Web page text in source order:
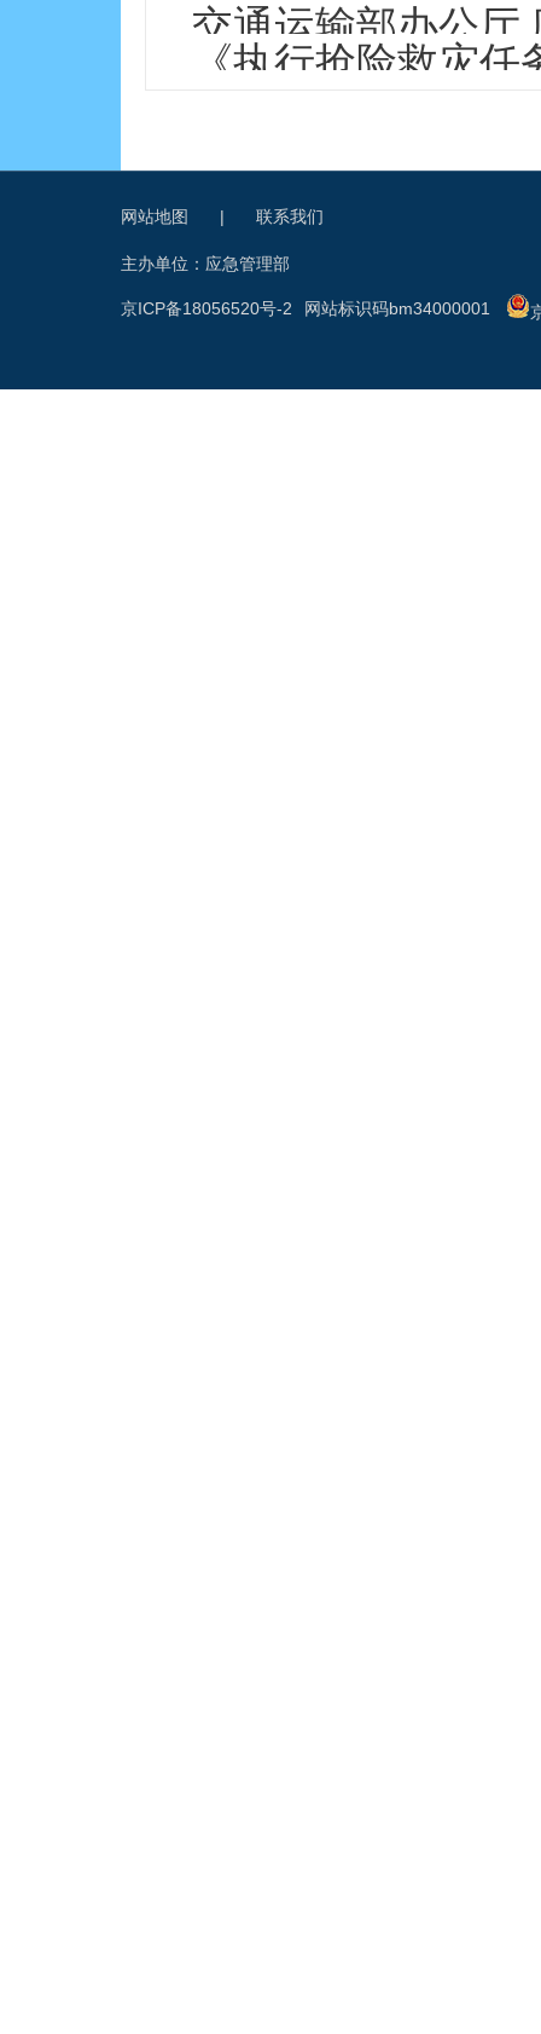
交通运输部办公厅
灾任务车辆免费
《执行抢险救灾
网站地图 | 联系我们
主办单位：应急管理部
网站标识码bm34000001
京ICP备18056520号-2